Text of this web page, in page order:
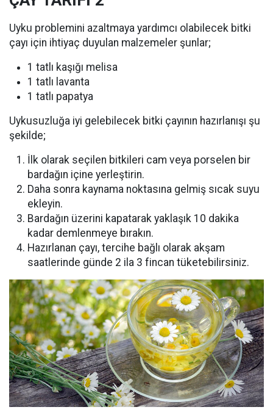
Uyku problemini azaltmaya yardımcı olabilecek bitki
çayı için ihtiyaç duyulan malzemeler şunlar;
1 tatlı kaşığı melisa
1 tatlı lavanta
1 tatlı papatya
Uykusuzluğa iyi gelebilecek bitki çayının hazırlanışı şu
şekilde;
İlk olarak seçilen bitkileri cam veya porselen bir
bardağın içine yerleştirin.
Daha sonra kaynama noktasına gelmiş sıcak suyu
ekleyin.
Bardağın üzerini kapatarak yaklaşık 10 dakika
kadar demlenmeye bırakın.
Hazırlanan çayı, tercihe bağlı olarak akşam
saatlerinde günde 2 ila 3 fincan tüketebilirsiniz.